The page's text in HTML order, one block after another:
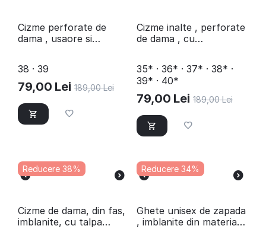
​Cizme perforate de
dama , usaore si
38 · 39
79,00 Lei 189,00 Lei
​Cizme inalte , perforate
de dama , cu
35* · 36* · 37* · 38* ·
39* · 40*
79,00 Lei 189,00 Lei
Reducere 38%
Cizme de dama, din fas,
imblanite, cu talpa
Reducere 34%
​Ghete unisex de zapada
, imblanite din material